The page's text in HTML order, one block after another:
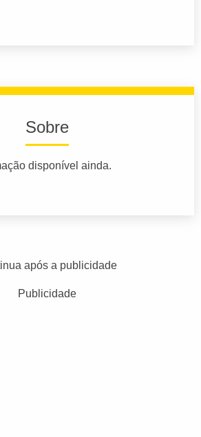
Sobre
disponível ainda.
após a publicidade
Publicidade